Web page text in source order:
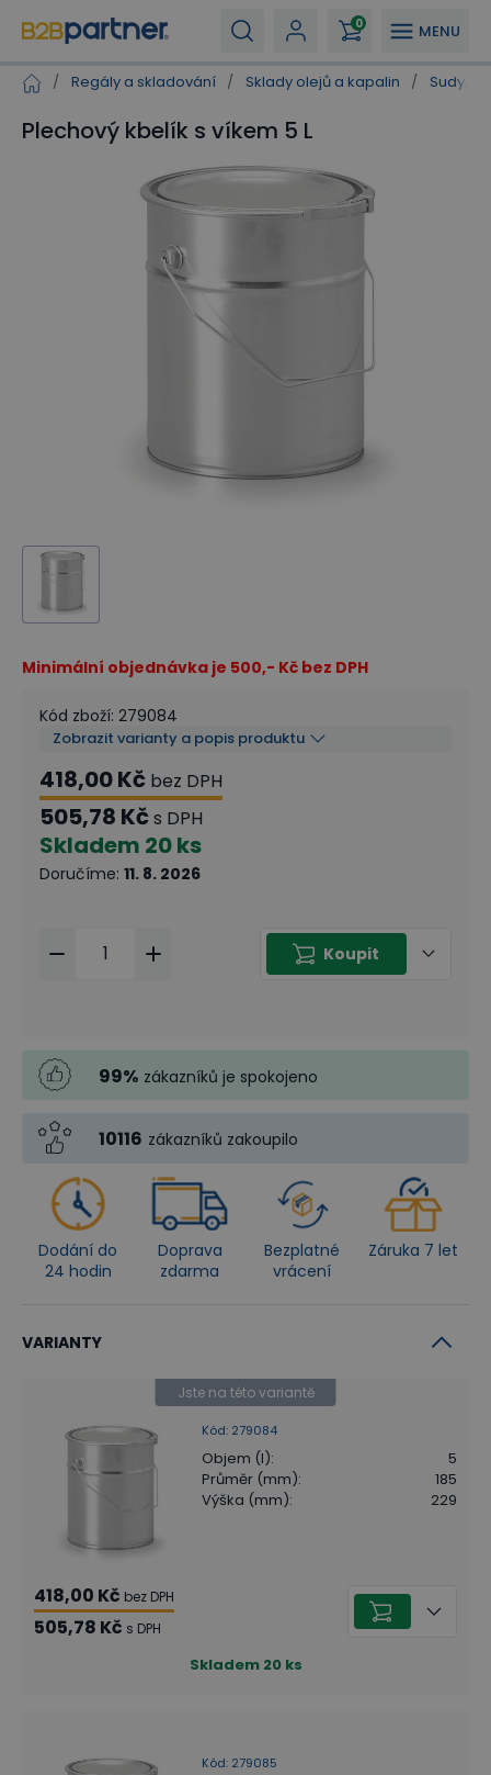
MENU
0
/ Regály a skladování / Sklady olejů a kapalin / Sudy,
Plechový kbelík s víkem 5 L
Minimální objednávka je 500,- Kč bez DPH
Kód zboží: 279084
Zobrazit varianty a popis produktu
418,00 Kč bez DPH
505,78 Kčs DPH
Skladem 20 ks
Doručíme: 11. 8. 2026
Koupit
99% zákazníků je spokojeno
10116 zákazníků zakoupilo
Dodání do
24 hodin
Doprava
zdarma
Bezplatné
vrácení
Záruka 7 let
VARIANTY
Kód: 279084
Jste na této variantě
Objem (l):
5
Průměr (mm):
185
Výška (mm): 229
418,00 Kč bez DPH
505,78 Kč s DPH
Skladem 20 ks
Kód: 279085